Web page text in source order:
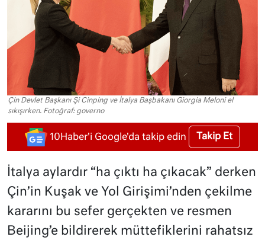
Çin Devlet Başkanı Şi Cinping ve İtalya Başbakanı Giorgia Meloni el
sıkışırken. Fotoğraf: governo
10Haber'i Google'da takip edin Takip Et
İtalya aylardır “ha çıktı ha çıkacak” derken
Çin’in Kuşak ve Yol Girişimi’nden çekilme
kararını bu sefer gerçekten ve resmen
Beijing’e bildirerek müttefiklerini rahatsız